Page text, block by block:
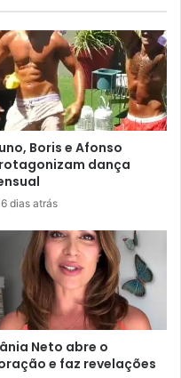
Boris e Afonso
dança
6 dias atrás
Neto abre o
e faz revelações